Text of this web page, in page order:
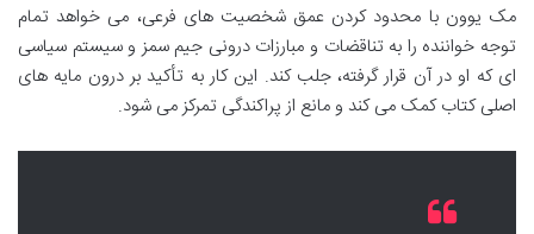
مک یوون با محدود کردن عمق شخصیت های فرعی، می خواهد تمام
توجه خواننده را به تناقضات و مبارزات درونی جیم سمز و سیستم سیاسی
ای که او در آن قرار گرفته، جلب کند. این کار به تأکید بر درون مایه های
اصلی کتاب کمک می کند و مانع از پراکندگی تمرکز می شود.